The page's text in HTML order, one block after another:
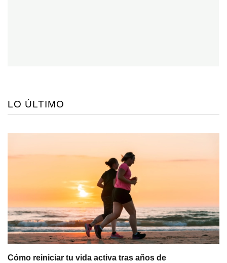
LO ÚLTIMO
Cómo reiniciar tu vida activa tras años de